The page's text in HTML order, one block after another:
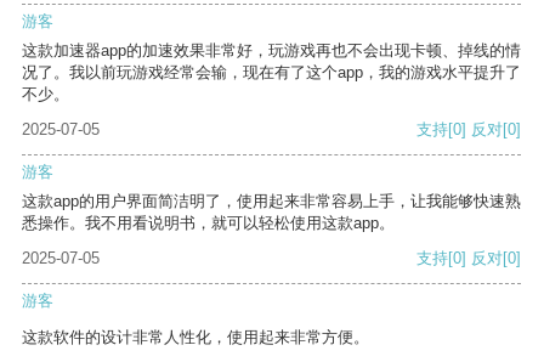
游客
这款加速器app的加速效果非常好，玩游戏再也不会出现卡顿、掉线的情
况了。我以前玩游戏经常会输，现在有了这个app，我的游戏水平提升了
不少。
2025-07-05
支持[0] 反对[0]
游客
这款app的用户界面简洁明了，使用起来非常容易上手，让我能够快速熟
悉操作。我不用看说明书，就可以轻松使用这款app。
2025-07-05
支持[0] 反对[0]
游客
这款软件的设计非常人性化，使用起来非常方便。